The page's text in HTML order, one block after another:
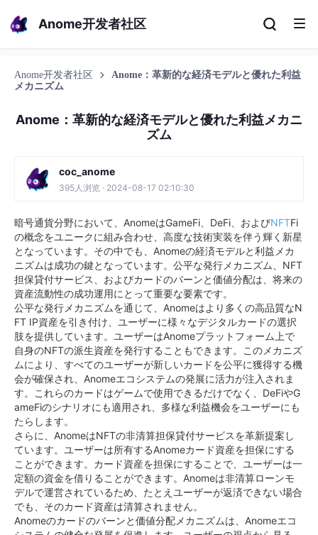
Anome开发者社区
Anome开发者社区
Anome：革新的な経済モデルと優れた利益
メカニズム
Anome：革新的な経済モデルと優れた利益メカニ
ズム
coc_anome
395人浏览 · 2024-08-17 02:10:30
暗号通貨分野において、AnomeはGameFi、DeFi、およびNFTFi
の概念をユニークに組み合わせ、高度な技術実装を伴う輝く新星
となっています。その中でも、Anomeの経済モデルと利益メカ
ニズムは成功の鍵となっています。公平な発行メカニズム、NFT
担保貸付サービス、およびカードのバーンと価値分配は、将来の
資産流動性の成功運用にとって重要な要素です。
公平な発行メカニズムを通じて、Anomeはより多くの高品質なN
FT IP資産を引き付け、ユーザーに様々なデジタルカードの選択
肢を提供しています。ユーザーはAnomeプラットフォーム上で
自身のNFTの派生資産を発行することもできます。このメカニズ
ムにより、すべてのユーザーが新しいカードを公平に獲得する機
会が確保され、Anomeエコシステムの発展に活力が注入されま
す。これらのカードはゲームで使用できるだけでなく、DeFiやG
ameFiのシナリオにも適用され、多様な利益機会をユーザーにも
たらします。
さらに、AnomeはNFTの非清算担保貸付サービスを革新提案し
ています。ユーザーは所有するAnomeカード資産を担保にする
ことができます。カード資産を担保にすることで、ユーザーは一
定額の資金を借りることができます。Anomeは非清算ローンモ
デルで運営されているため、たとえユーザーが返済できない場合
でも、そのカード資産は清算されません。
Anomeのカードのバーンと価値分配メカニズムは、Anomeエコ